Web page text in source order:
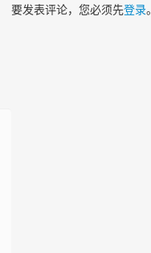
要发表评论，您必须先登录。